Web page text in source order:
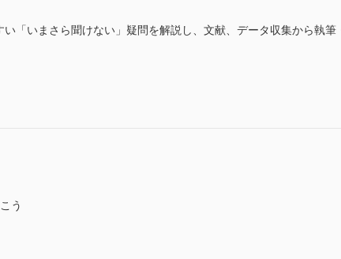
「いまさら聞けない」疑問を解説し、文献、データ収集から執筆
う